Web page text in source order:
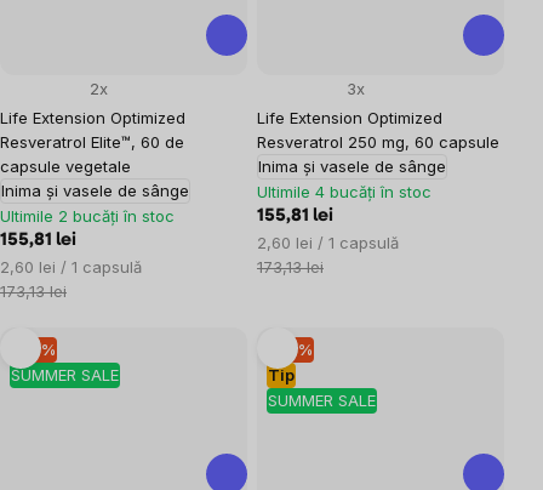
Life Extension Optimized
Resveratrol Elite™, 60 de
capsule vegetale
Inima și vasele de sânge
2x
Ultimile 2 bucăți în stoc
155,81 lei
Evaluare
preţ:
2,60 lei / 1 capsulă
173,13 lei
Life Extension Optimized
Resveratrol 250 mg, 60 capsule
Inima și vasele de sânge
3x
Ultimile 4 bucăți în stoc
155,81 lei
Evaluare
preţ:
2,60 lei / 1 capsulă
173,13 lei
SUMMER SALE
–10 %
Tip
SUMMER SALE
–10 %